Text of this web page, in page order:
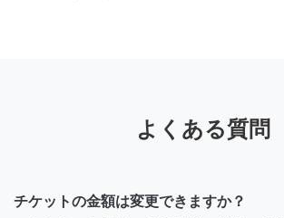
よくある質問
チケットの金額は変更できますか？